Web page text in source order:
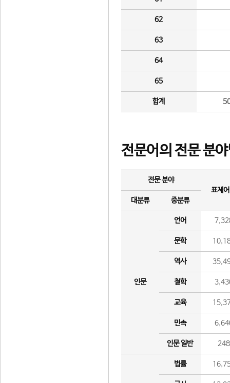
62
63
64
65
합계
전문어의 전문 분
전문 분야
표제
대분류
중분류
인문
언어
문학
역사
철학
교육
민속
인문 일반 248
법률